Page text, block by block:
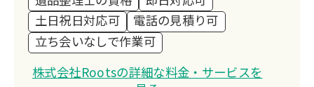
土日祝日対応可
電話の見積り可
立ち会いなしで作業可
株式会社Rootsの詳細な料金・サービスを